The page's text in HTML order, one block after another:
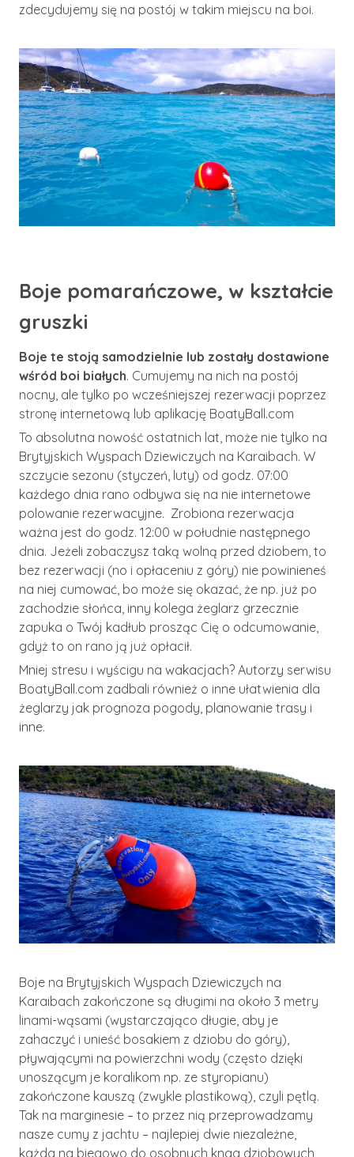
zdecydujemy się na postój w takim miejscu na boi.
Boje pomarańczowe, w kształcie
gruszki
Boje te stoją samodzielnie lub zostały dostawione
wśród boi białych. Cumujemy na nich na postój
nocny, ale tylko po wcześniejszej rezerwacji poprzez
stronę internetową lub aplikację BoatyBall.com
To absolutna nowość ostatnich lat, może nie tylko na
Brytyjskich Wyspach Dziewiczych na Karaibach. W
szczycie sezonu (styczeń, luty) od godz. 07:00
każdego dnia rano odbywa się na nie internetowe
polowanie rezerwacyjne. Zrobiona rezerwacja
ważna jest do godz. 12:00 w południe następnego
dnia. Jeżeli zobaczysz taką wolną przed dziobem, to
bez rezerwacji (no i opłaceniu z góry) nie powinieneś
na niej cumować, bo może się okazać, że np. już po
zachodzie słońca, inny kolega żeglarz grzecznie
zapuka o Twój kadłub prosząc Cię o odcumowanie,
gdyż to on rano ją już opłacił.
Mniej stresu i wyścigu na wakacjach? Autorzy serwisu
BoatyBall.com zadbali również o inne ułatwienia dla
żeglarzy jak prognoza pogody, planowanie trasy i
inne.
Boje na Brytyjskich Wyspach Dziewiczych na
Karaibach zakończone są długimi na około 3 metry
linami-wąsami (wystarczająco długie, aby je
zahaczyć i unieść bosakiem z dziobu do góry),
pływającymi na powierzchni wody (często dzięki
unoszącym je koralikom np. ze styropianu)
zakończone kauszą (zwykle plastikową), czyli pętlą.
Tak na marginesie – to przez nią przeprowadzamy
nasze cumy z jachtu – najlepiej dwie niezależne,
każda na biegowo do osobnych knag dziobowych